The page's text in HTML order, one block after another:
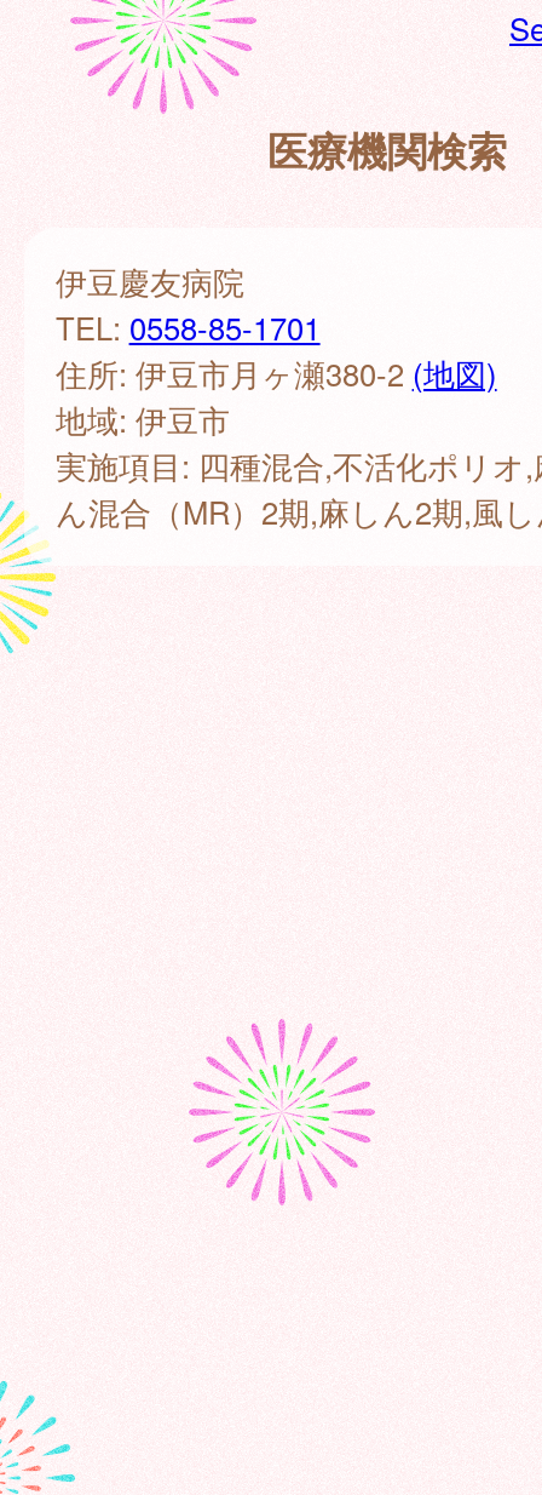
医療機関検索
伊豆慶友病院
TEL: 0558-85-1701
住所: 伊豆市月ヶ瀬380-2 (地図)
地域: 伊豆市
実施項目: 四種混合,不活化ポリオ
ん混合（MR）2期,麻しん2期,風